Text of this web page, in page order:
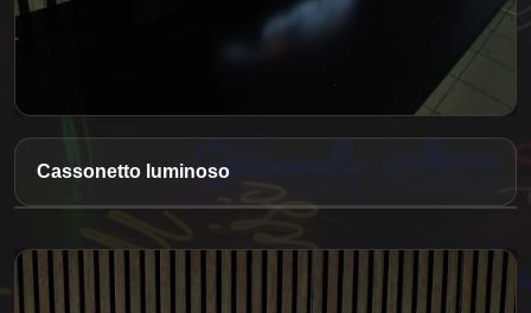
Cassonetto luminoso